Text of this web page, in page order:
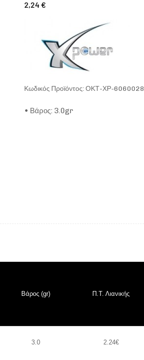
2,24 €
Κωδικός Προϊόντος: ΟΚΤ-ΧΡ-6060028
• Βάρος: 3.0gr
Βάρος (gr) Π.Τ. Λιανικής
3.0 2.24€